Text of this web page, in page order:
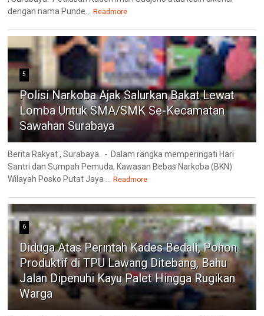
dengan nama Punde... Readmore
5
Polisi Narkoba Ajak Salurkan Bakat Lewat
Lomba Untuk SMA/SMK Se-Kecamatan
Sawahan Surabaya
Berita Rakyat , Surabaya. - Dalam rangka memperingati Hari
Santri dan Sumpah Pemuda, Kawasan Bebas Narkoba (BKN)
Wilayah Posko Putat Jaya ... Readmore
6
Diduga Atas Perintah Kades Bedali, Pohon
Produktif di TPU Lawang Ditebang, Bahu
Jalan Dipenuhi Kayu Palet Hingga Rugikan
Warga